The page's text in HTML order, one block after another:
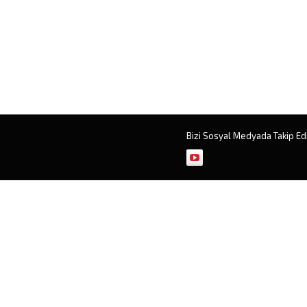
Bizi Sosyal Medyada Takip